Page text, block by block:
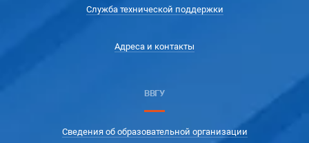
Служба технической поддержки
Адреса и контакты
ВВГУ
Сведения об образовательной организации